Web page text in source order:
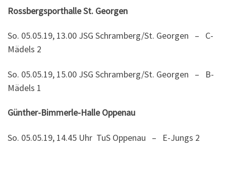
Rossbergsporthalle St. Georgen
So. 05.05.19, 13.00 JSG Schramberg/St. Georgen – C-
Mädels 2
So. 05.05.19, 15.00 JSG Schramberg/St. Georgen – B-
Mädels 1
Günther-Bimmerle-Halle Oppenau
So. 05.05.19, 14.45 Uhr TuS Oppenau – E-Jungs 2